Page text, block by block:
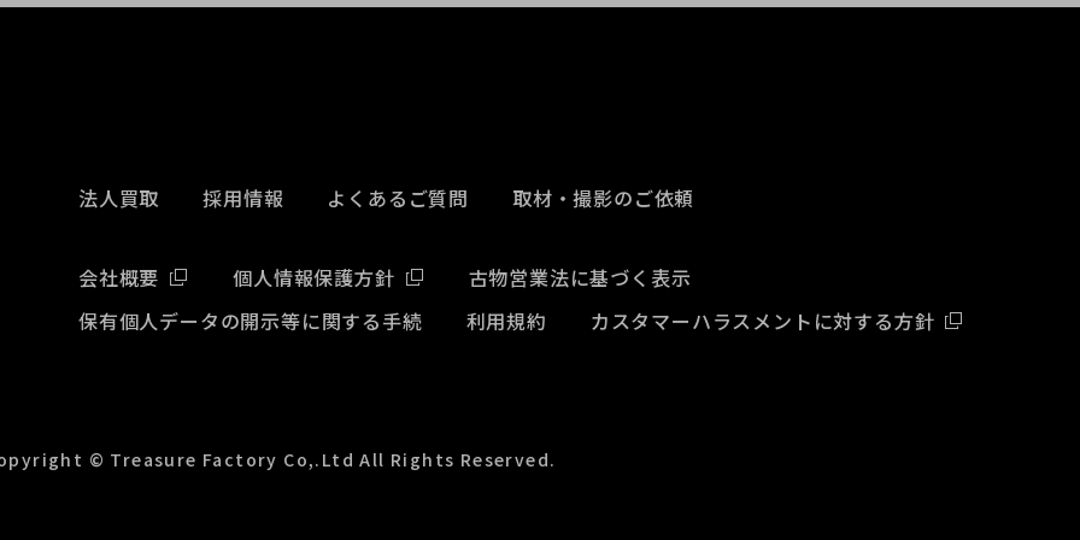
法人買取 採用情報 よくあるご質問 取材・撮影のご依頼
会社概要 個人情報保護方針
古物営業法に基づく表示
保有個人データの開示等に関する手続
利用規約 カスタマーハラスメントに対する方針
© Treasure Factory Co,.Ltd All Rights Reserved.